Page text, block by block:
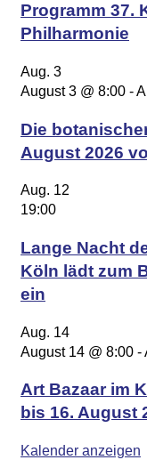
Programm 37.
Philharmonie
Aug. 3
August 3 @ 8:00 -
Die
August 2026
Aug. 12
19:00
Lange Nacht
Köln lädt zum
ein
Aug. 14
August 14 @ 8:00 -
Art Bazaar im
bis 16. August
Kalender anzeigen